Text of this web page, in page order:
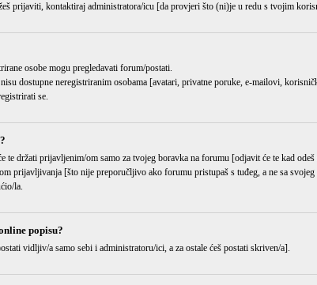
prijaviti, kontaktiraj administratora/icu [da provjeri što (ni)je u redu s tvojim
osobe mogu pregledavati forum/postati.
dostupne neregistriranim osobama [avatari, privatne poruke, e-mailovi,
se.
te držati prijavljenim/om samo za tvojeg boravka na forumu [odjavit će te kad
prijavljivanja [što nije preporučljivo ako forumu pristupaš s tuđeg, a ne sa svojeg
la.
popisu?
vidljiv/a samo sebi i administratoru/ici, a za ostale ćeš postati skriven/a].